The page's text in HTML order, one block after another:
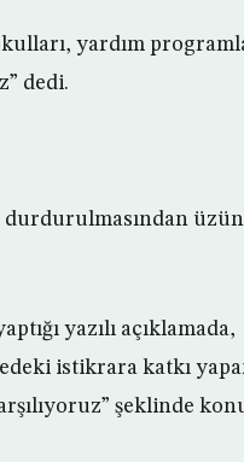
yardım
dedi.
durdurulmasından
yazılı açıklamada,
istikrara katkı
şeklinde